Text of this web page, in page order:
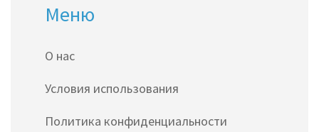
Меню
О нас
Условия использования
Политика конфиденциальности